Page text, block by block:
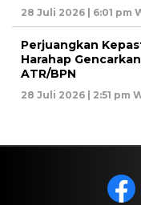
28 Juli 2026 | 6:01 pm
Perjuangkan
Harahap
ATR/BPN
28 Juli 2026 | 2:51 pm